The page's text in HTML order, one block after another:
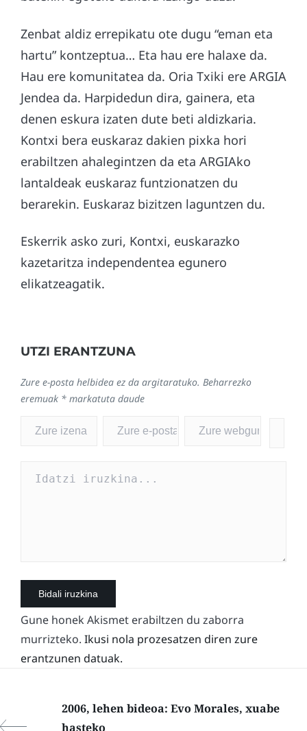
Zenbat aldiz errepikatu ote dugu “eman eta
hartu” kontzeptua… Eta hau ere halaxe da.
Hau ere komunitatea da. Oria Txiki ere ARGIA
Jendea da. Harpidedun dira, gainera, eta
denen eskura izaten dute beti aldizkaria.
Kontxi bera euskaraz dakien pixka hori
erabiltzen ahalegintzen da eta ARGIAko
lantaldeak euskaraz funtzionatzen du
berarekin. Euskaraz bizitzen laguntzen du.
Eskerrik asko zuri, Kontxi, euskarazko
kazetaritza independentea egunero
elikatzeagatik.
UTZI ERANTZUNA
Zure e-posta helbidea ez da argitaratuko. Beharrezko
eremuak * markatuta daude
Gune honek Akismet erabiltzen du zaborra
murrizteko. Ikusi nola prozesatzen diren zure
erantzunen datuak.
2006, lehen bideoa: Evo Morales, xuabe
hasteko